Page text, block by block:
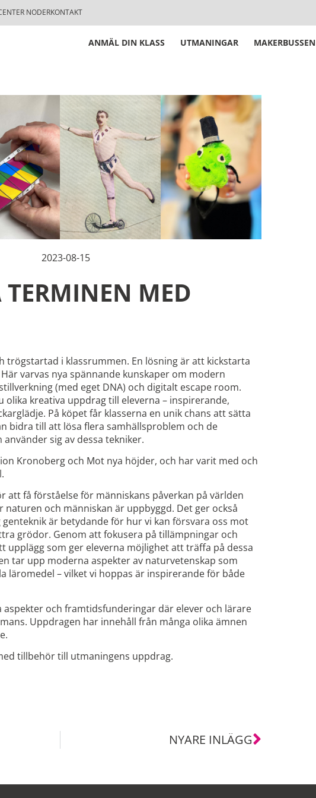
NODERKONTAKT
ANMÄL DIN KLASS UTMANINGAR MAKERBUSSEN
2023-08-15
TERMINEN MED
trögstartad i klassrummen. En lösning är att kickstarta
varvas nya spännande kunskaper om modern
(med eget DNA) och digitalt escape room.
kreativa uppdrag till eleverna – inspirerande,
På köpet får klasserna en unik chans att sätta
bidra till att lösa flera samhällsproblem och de
sig av dessa tekniker.
Kronoberg och Mot nya höjder, och har varit med och
att få förståelse för människans påverkan på världen
och människan är uppbyggd. Det ger också
är betydande för hur vi kan försvara oss mot
grödor. Genom att fokusera på tillämpningar och
upplägg som ger eleverna möjlighet att träffa på dessa
tar upp moderna aspekter av naturvetenskap som
läromedel – vilket vi hoppas är inspirerande för både
aspekter och framtidsfunderingar där elever och lärare
Uppdragen har innehåll från många olika ämnen
tillbehör till utmaningens uppdrag.
NYARE INLÄGG